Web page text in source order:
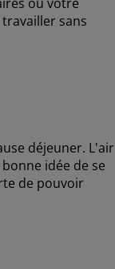
sans
déjeuner. L'air
idée de se
de pouvoir